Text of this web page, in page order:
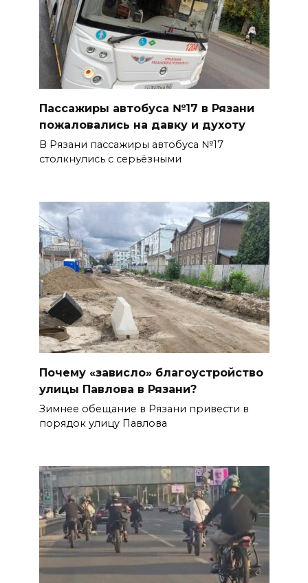
Пассажиры автобуса №17 в Рязани
пожаловались на давку и духоту
В Рязани пассажиры автобуса №17
столкнулись с серьёзными
Почему «зависло» благоустройство
улицы Павлова в Рязани?
Зимнее обещание в Рязани привести в
порядок улицу Павлова